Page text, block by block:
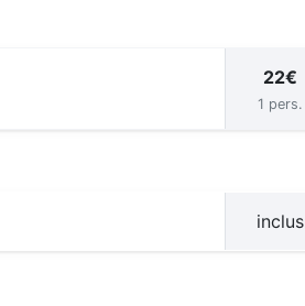
22€
1 pers.
inclus